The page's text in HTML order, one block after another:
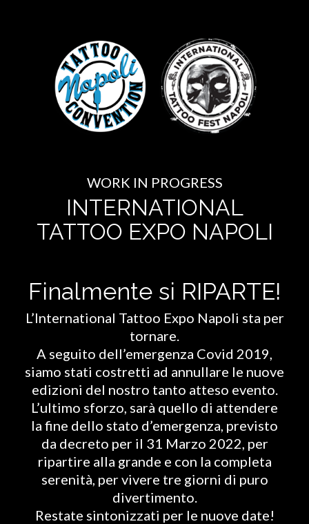
WORK IN PROGRESS
INTERNATIONAL
TATTOO EXPO NAPOLI
Finalmente si RIPARTE!
L’International Tattoo Expo Napoli sta per
tornare.
A seguito dell’emergenza Covid 2019,
siamo stati costretti ad annullare le nuove
edizioni del nostro tanto atteso evento.
L’ultimo sforzo, sarà quello di attendere
la fine dello stato d’emergenza, previsto
da decreto per il 31 Marzo 2022, per
ripartire alla grande e con la completa
serenità, per vivere tre giorni di puro
divertimento.
Restate sintonizzati per le nuove date!